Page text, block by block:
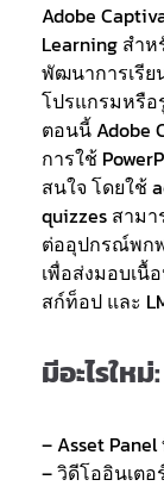
Adobe
Learning สำ
พัฒนาการเรีย
โปรแกรมหรือ
ตอนนี้ Adobe
การใช้
สนใจ โดยใช้
quizzes สาม
ต่ออุปกรณ์พกพ
เพื่อส่งมอบเนื้
สก์ท็อป และ
มีอะไรใหม่:
– Asset
– วิดีโออินเต